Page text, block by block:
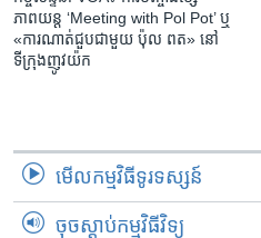
ភាពយន្ត ‘Meeting with Pol Pot’ ឬ
«ការណាត់ជួប​ជាមួយ​ ប៉ុល ពត» នៅ
ទីក្រុងញូវយ៉ក​
មើល​កម្មវិធី​ទូរទស្សន៍
ចុចស្តាប់កម្មវិធីវិទ្យុ